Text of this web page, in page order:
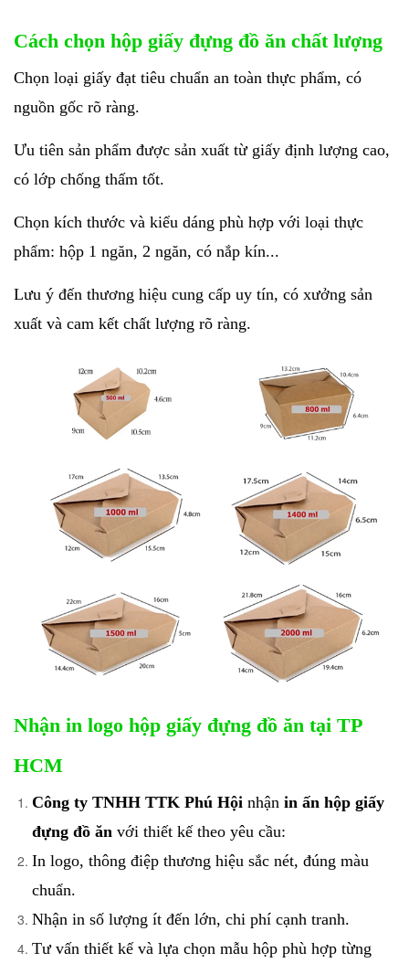
Cách chọn hộp giấy đựng đồ ăn chất lượng
Chọn loại giấy đạt tiêu chuẩn an toàn thực phẩm, có
nguồn gốc rõ ràng.
Ưu tiên sản phẩm được sản xuất từ giấy định lượng cao,
có lớp chống thấm tốt.
Chọn kích thước và kiểu dáng phù hợp với loại thực
phẩm: hộp 1 ngăn, 2 ngăn, có nắp kín...
Lưu ý đến thương hiệu cung cấp uy tín, có xưởng sản
xuất và cam kết chất lượng rõ ràng.
Nhận in logo hộp giấy đựng đồ ăn tại TP
HCM
Công ty TNHH TTK Phú Hội nhận in ấn hộp giấy
đựng đồ ăn với thiết kế theo yêu cầu:
In logo, thông điệp thương hiệu sắc nét, đúng màu
chuẩn.
Nhận in số lượng ít đến lớn, chi phí cạnh tranh.
Tư vấn thiết kế và lựa chọn mẫu hộp phù hợp từng